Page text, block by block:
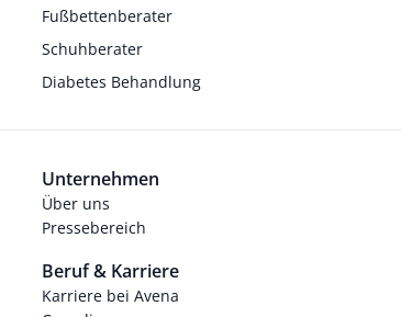
Fußbettenberater
Schuhberater
Diabetes Behandlung
Unternehmen
Über uns
Pressebereich
Beruf & Karriere
Karriere bei Avena